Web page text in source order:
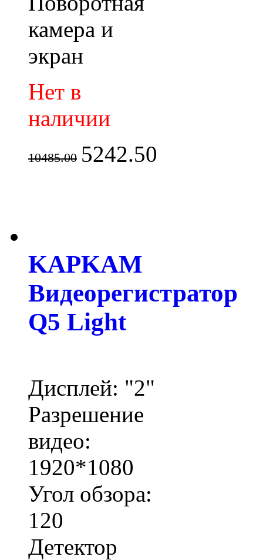
камера и
экран
Нет в
наличии
10485.00 5242.50
KAPKAM
Видеорегистратор
Q5 Light
Дисплей: "2"
Разрешение
видео:
1920*1080
Угол обзора:
120
Детектор